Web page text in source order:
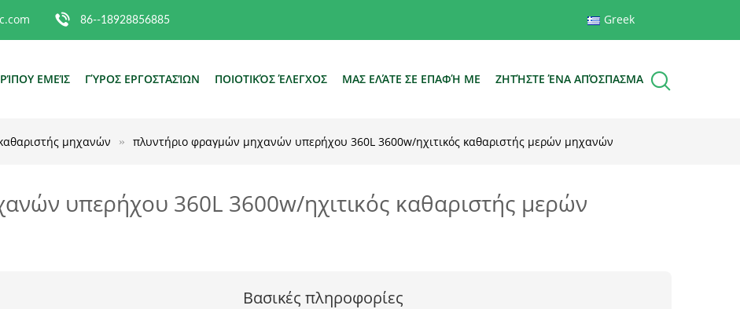
86--18928856885 Greek
ΕΜΕΊΣ ΓΎΡΟΣ ΕΡΓΟΣΤΑΣΊΩΝ ΠΟΙΟΤΙΚΌΣ ΈΛΕΓΧΟΣ ΜΑΣ ΕΛΆΤΕ ΣΕ ΕΠΑΦΉ ΜΕ ΖΗΤΉΣΤΕ ΈΝΑ ΑΠΌΣΠΑΣΜΑ
μηχανών πλυντήριο φραγμών μηχανών υπερήχου 360L 3600w/ηχιτικός καθαριστής μερών μηχανών
υπερήχου 360L 3600w/ηχιτικός καθαριστής μερών
Βασικές πληροφορίες